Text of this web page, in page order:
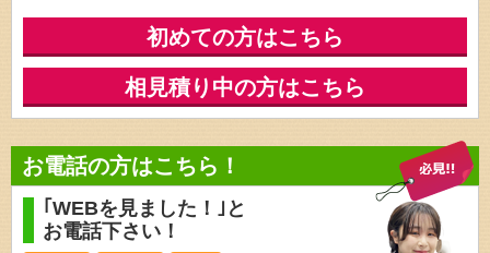
初めての方はこちら
相見積り中の方はこちら
お電話の方はこちら！
｢WEBを見ました！｣と
お電話下さい！